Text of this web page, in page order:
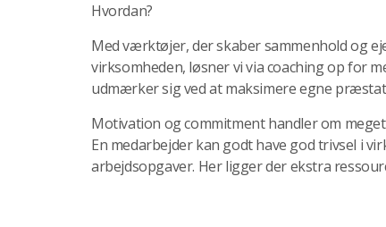
Hvordan?
Med værktøjer, der skaber sammenhold og
virksomheden, løsner vi via coaching op for
udmærker sig ved at maksimere egne
Motivation og commitment handler om
En medarbejder kan godt have god trivsel i
arbejdsopgaver. Her ligger der ekstra